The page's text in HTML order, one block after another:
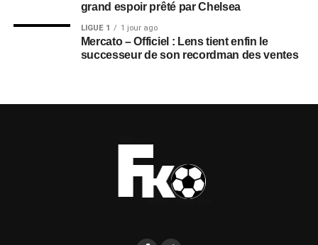
grand espoir prêté par Chelsea
LIGUE 1 1 jour ago
Mercato – Officiel : Lens tient enfin le
successeur de son recordman des ventes